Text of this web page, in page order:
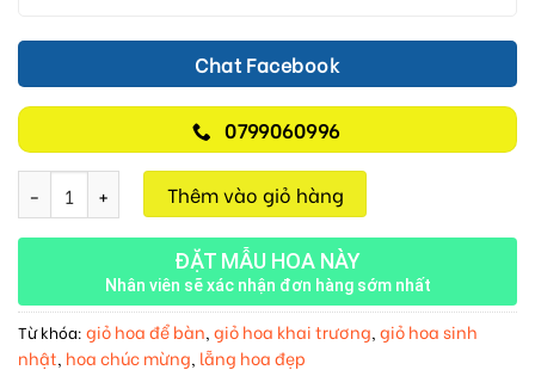
Chat Facebook
0799060996
Giỏ Hoa Tươi M308 số lượngThêm vào giỏ hàng
ĐẶT MẪU HOA NÀY
Nhân viên sẽ xác nhận đơn hàng sớm nhất
Từ khóa: giỏ hoa để bàn, giỏ hoa khai trương, giỏ hoa sinh
nhật, hoa chúc mừng, lẵng hoa đẹp